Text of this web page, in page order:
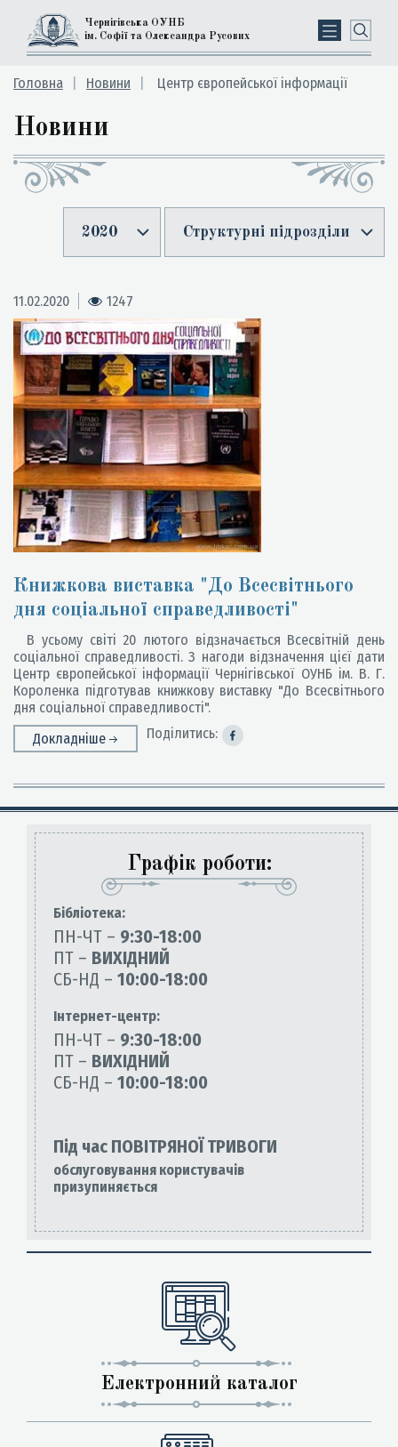
Чернігівська ОУНБ
ім. Софії та Олександра Русових
Головна Новини Центр європейської інформації
Новини
2020 Структурні підрозділи
11.02.2020 1247
Книжкова виставка "До Всесвітнього
дня cоціальної cправедливості"
В усьому світі 20 лютого відзначається Всесвітній день
cоціальної cправедливості. З нагоди відзначення цієї дати
Центр європейської інформації Чернігівської ОУНБ ім. В. Г.
Короленка підготував книжкову виставку "До Всесвітнього
дня cоціальної cправедливості".
Докладніше
Поділитись:
Графік роботи:
Бiблiотека:
ПН-ЧТ – 9:30-18:00
ПТ – ВИХІДНИЙ
СБ-НД – 10:00-18:00
Інтернет-центр:
ПН-ЧТ – 9:30-18:00
ПТ – ВИХІДНИЙ
СБ-НД – 10:00-18:00
Під час ПОВІТРЯНОЇ ТРИВОГИ
обслуговування користувачів
призупиняється
Електронний каталог